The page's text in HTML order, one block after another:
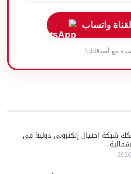
واتساب
مع أصدقائك!
شبكة احتيال إلكتروني دولية في